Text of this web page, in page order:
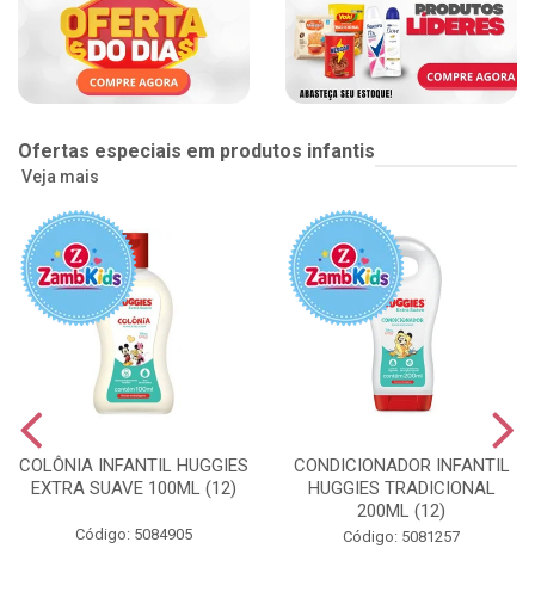
Ofertas especiais em produtos infantis
Veja mais
COLÔNIA INFANTIL HUGGIES
EXTRA SUAVE 100ML (12)
Código: 5084905
CONDICIONADOR INFANTIL
HUGGIES TRADICIONAL
200ML (12)
Código: 5081257